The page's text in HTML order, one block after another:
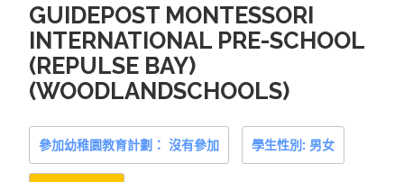
GUIDEPOST MONTESSORI
INTERNATIONAL PRE-SCHOOL
(REPULSE BAY)
(WOODLANDSCHOOLS)
參加幼稚園教育計劃： 沒有參加 學生性別: 男女